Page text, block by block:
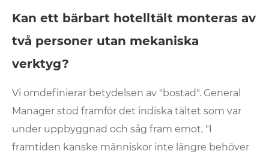
Kan ett bärbart hotelltält monteras av
två personer utan mekaniska
verktyg?
Vi omdefinierar betydelsen av "bostad". General
Manager stod framför det indiska tältet som var
under uppbyggnad och såg fram emot, "I
framtiden kanske människor inte längre behöver